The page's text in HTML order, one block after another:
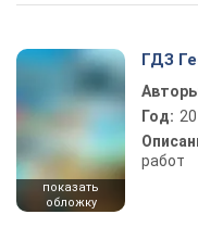
показать
обложку
ГДЗ
Год:
работ